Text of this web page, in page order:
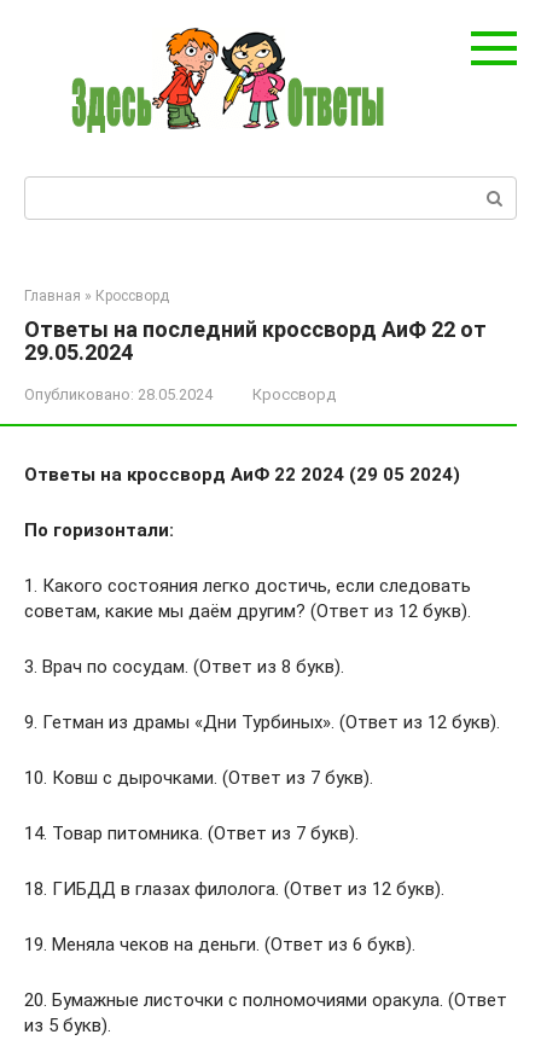
Поиск:
Главная » Кроссворд
Ответы на последний кроссворд АиФ 22 от
29.05.2024
Опубликовано: 28.05.2024 Кроссворд
Ответы на кроссворд АиФ 22 2024 (29 05 2024)
По горизонтали:
1. Какого состояния легко достичь, если следовать
советам, какие мы даём другим? (Ответ из 12 букв).
3. Врач по сосудам. (Ответ из 8 букв).
9. Гетман из драмы «Дни Турбиных». (Ответ из 12 букв).
10. Ковш с дырочками. (Ответ из 7 букв).
14. Товар питомника. (Ответ из 7 букв).
18. ГИБДД в глазах филолога. (Ответ из 12 букв).
19. Меняла чеков на деньги. (Ответ из 6 букв).
20. Бумажные листочки с полномочиями оракула. (Ответ
из 5 букв).